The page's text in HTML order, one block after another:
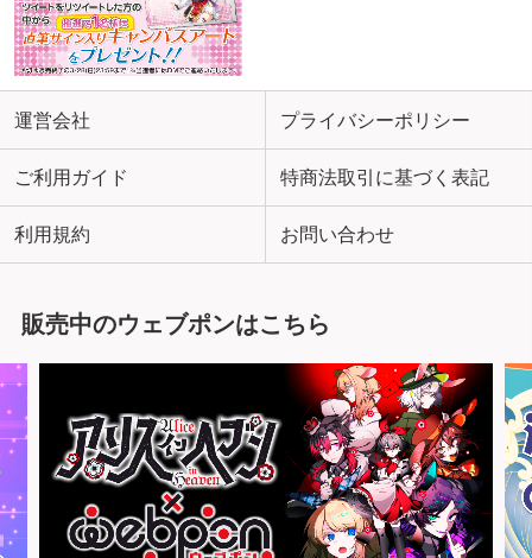
運営会社 プライバシーポリシー
ご利用ガイド 特商法取引に基づく表記
利用規約 お問い合わせ
販売中のウェブポンはこちら